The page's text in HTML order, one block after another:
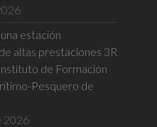
estación
altas prestaciones 3R
de Formación
Pesquero de
2026